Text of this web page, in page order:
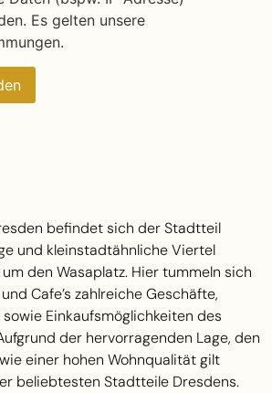
Es gelten unsere
befindet sich der Stadtteil
und kleinstadtähnliche Viertel
den Wasaplatz. Hier tummeln sich
Cafe’s zahlreiche Geschäfte,
Einkaufsmöglichkeiten des
der hervorragenden Lage, den
einer hohen Wohnqualität gilt
beliebtesten Stadtteile Dresdens.